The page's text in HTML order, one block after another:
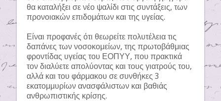
θα καταλήξει σε νέο ψαλίδι στις συντάξεις, των
προνοιακών επιδομάτων και της υγείας.
Είναι προφανές ότι θεωρείτε πολυτέλεια τις
δαπάνες των νοσοκομείων, της πρωτοβάθμιας
φροντίδας υγείας του ΕΟΠΥΥ, που πρακτικά
τον διαλύετε απολύοντας και τους γιατρούς του,
αλλά και του φάρμακου σε συνθήκες 3
εκατομμυρίων ανασφάλιστων και βαθιάς
ανθρωπιστικής κρίσης.